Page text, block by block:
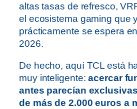
altas tasas de refresco,
el ecosistema gaming que
prácticamente se espera
2026.
De hecho, aquí TCL está
muy inteligente:acercar
antes parecían
de más de 2.000 euros a